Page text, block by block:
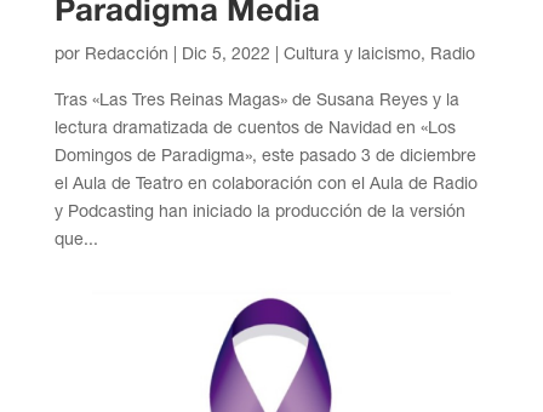
Paradigma Media
por Redacción Dic 5, 2022 Cultura y laicismo, Radio
Tras «Las Tres Reinas Magas» de Susana Reyes y la
lectura dramatizada de cuentos de Navidad en «Los
Domingos de Paradigma», este pasado 3 de diciembre
el Aula de Teatro en colaboración con el Aula de Radio
y Podcasting han iniciado la producción de la versión
que...